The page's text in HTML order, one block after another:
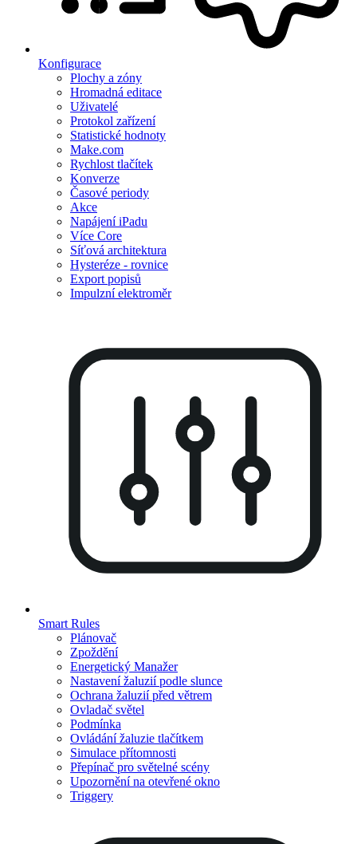
Konfigurace
Plochy a zóny
Hromadná editace
Uživatelé
Protokol zařízení
Statistické hodnoty
Make.com
Rychlost tlačítek
Konverze
Časové periody
Akce
Napájení iPadu
Více Core
Síťová architektura
Hysteréze - rovnice
Export popisů
Impulzní elektroměr
Smart Rules
Plánovač
Zpoždění
Energetický Manažer
Nastavení žaluzií podle slunce
Ochrana žaluzií před větrem
Ovladač světel
Podmínka
Ovládání žaluzie tlačítkem
Simulace přítomnosti
Přepínač pro světelné scény
Upozornění na otevřené okno
Triggery